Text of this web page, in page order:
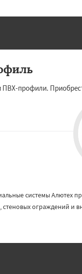
ПВХ-профили.
системы Алютех
стеновых ограждений и